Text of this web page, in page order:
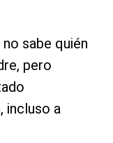
sabe quién
pero
incluso a